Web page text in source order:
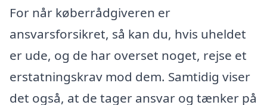
For når køberrådgiveren er
ansvarsforsikret, så kan du, hvis uheldet
er ude, og de har overset noget, rejse et
erstatningskrav mod dem. Samtidig viser
det også, at de tager ansvar og tænker på